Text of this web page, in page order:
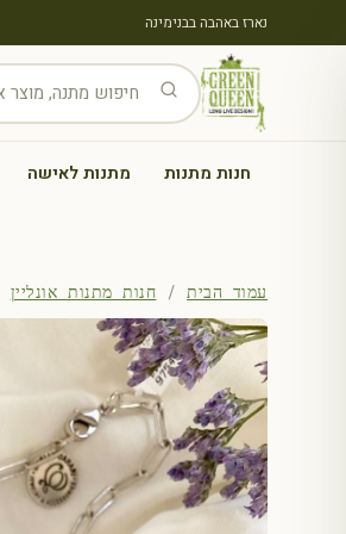
נארז באהבה בבנימינה
חנות מתנות מתנות לאישה
עמוד הבית/ חנות מתנות אונליין